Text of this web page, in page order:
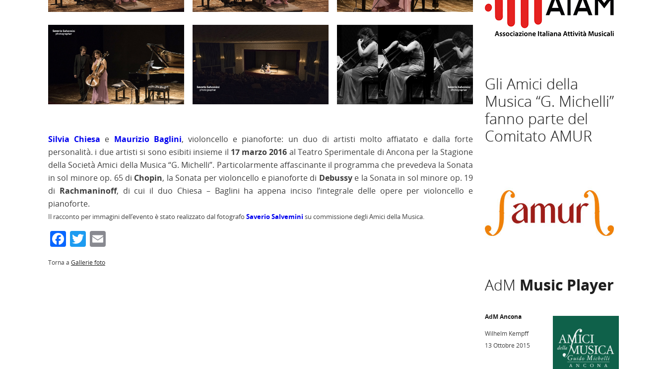
Silvia Chiesa e Maurizio Baglini, violoncello e pianoforte: un duo di artisti molto affiatato e dalla forte
personalità. i due artisti si sono esibiti insieme il 17 marzo 2016 al Teatro Sperimentale di Ancona per la Stagione
della Società Amici della Musica “G. Michelli”. Particolarmente affascinante il programma che prevedeva la Sonata
in sol minore op. 65 di Chopin, la Sonata per violoncello e pianoforte di Debussye la Sonata in sol minore op. 19
di Rachmaninoff, di cui il duo Chiesa – Baglini ha appena inciso l’integrale delle opere per violoncello e
pianoforte.
Il racconto per immagini dell’evento è stato realizzato dal fotografo Saverio Salvemini su commissione degli Amici della Musica.
Facebook
Twitter
Torna a Gallerie foto
Gli Amici della
Musica “G. Michelli”
fanno parte del
Comitato AMUR
AdM Music Player
AdM Ancona
Wilhelm Kempff
13 Ottobre 2015